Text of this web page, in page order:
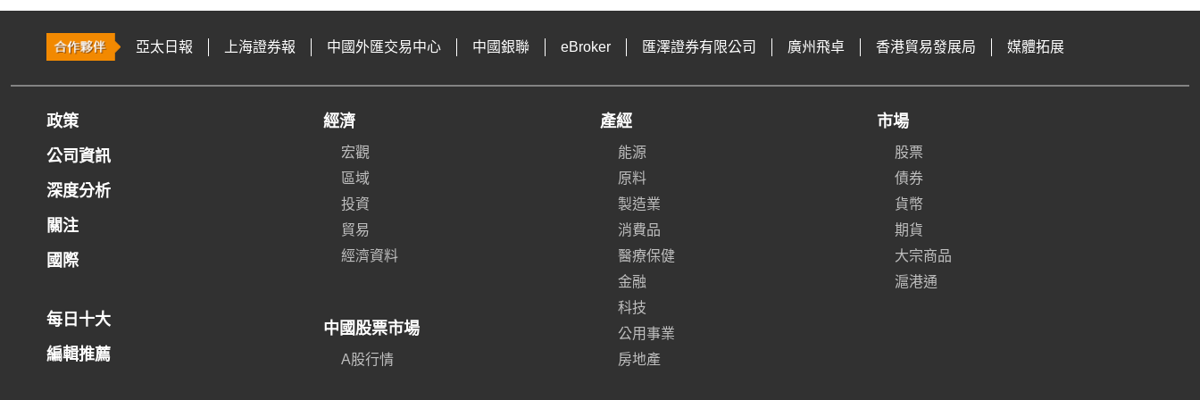
亞太日報 上海證券報 中國外匯交易中心 中國銀聯 eBroker 匯澤證券有限公司 廣州飛卓 香港貿易發展局 媒體拓展
政策
公司資訊
深度分析
關注
國際
每日十大
編輯推薦
經濟
宏觀
區域
投資
貿易
經濟資料
中國股票市場
A股行情
產經
能源
原料
製造業
消費品
醫療保健
金融
科技
公用事業
房地產
市場
股票
債券
貨幣
期貨
大宗商品
滬港通